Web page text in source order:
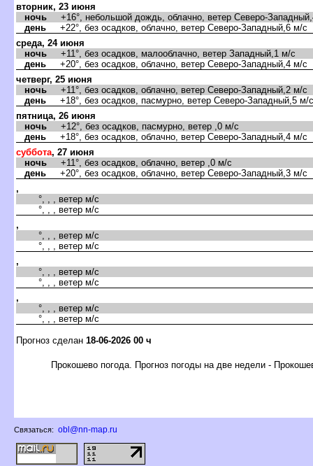
торник, 23 июня
ночь +16°, небольшой дождь, облачно, ветер Северо-
день +22°, без осадков, облачно, ветер Северо-Западный,6 м/с
среда, 24 июня
ночь +11°, без осадков, малооблачно, ветер Западный,1 м/с
день +20°, без осадков, облачно, ветер Северо-Западный,4 м/с
четверг, 25 июня
ночь +11°, без осадков, облачно, ветер Северо-Западный,2 м/с
день +18°, без осадков, пасмурно, ветер Северо-Западный,5 м/с
пятница, 26 июня
ночь +12°, без осадков, пасмурно, ветер ,0 м/с
день +18°, без осадков, облачно, ветер Северо-Западный,4 м/с
суббота, 27 июня
ночь +11°, без осадков, облачно, ветер ,0 м/с
день +20°, без осадков, облачно, ветер Северо-Западный,3 м/с
,
°, , , ветер м/с
°, , , ветер м/с
,
°, , , ветер м/с
°, , , ветер м/с
,
°, , , ветер м/с
°, , , ветер м/с
,
°, , , ветер м/с
°, , , ветер м/с
Прогноз сделан 18-06-2026 00 ч
Прокошево погода. Прогноз погоды на две недели -
Связаться: obl@nn-map.ru